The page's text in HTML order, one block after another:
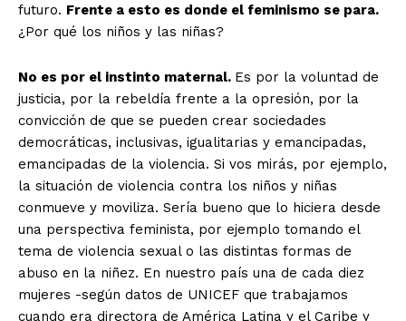
futuro. Frente a esto es donde el feminismo se para.
¿Por qué los niños y las niñas?
No es por el instinto maternal. Es por la voluntad de
justicia, por la rebeldía frente a la opresión, por la
convicción de que se pueden crear sociedades
democráticas, inclusivas, igualitarias y emancipadas,
emancipadas de la violencia. Si vos mirás, por ejemplo,
la situación de violencia contra los niños y niñas
conmueve y moviliza. Sería bueno que lo hiciera desde
una perspectiva feminista, por ejemplo tomando el
tema de violencia sexual o las distintas formas de
abuso en la niñez. En nuestro país una de cada diez
mujeres -según datos de UNICEF que trabajamos
cuando era directora de América Latina y el Caribe y